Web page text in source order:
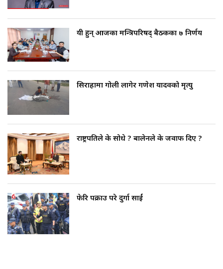
यी हुन् आजका मन्त्रिपरिषद् बैठकका ७ निर्णय
सिराहामा गोली लागेर गणेश यादवको मृत्यु
राष्ट्रपतिले के सोधे ? बालेनले के जवाफ दिए ?
फेरि पक्राउ परे दुर्गा प्रसाईं